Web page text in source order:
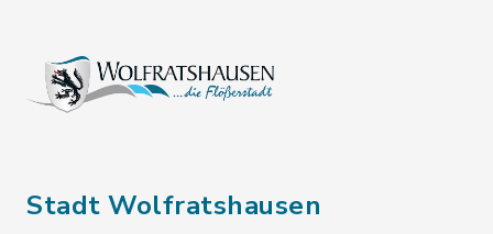
Stadt Wolfratshausen